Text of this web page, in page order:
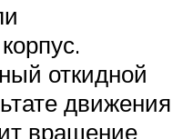
откидной
движения
вращение